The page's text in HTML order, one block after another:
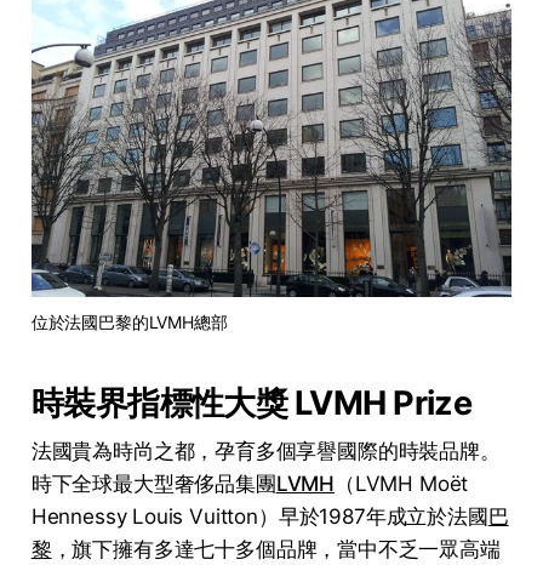
位於法國巴黎的LVMH總部
時裝界指標性大獎 LVMH Prize
法國貴為時尚之都，孕育多個享譽國際的時裝品牌。
時下全球最大型奢侈品集團LVMH （LVMH Moët
Hennessy Louis Vuitton）早於1987年成立於法國巴
黎 ，旗下擁有多達七十多個品牌，當中不乏一眾高端